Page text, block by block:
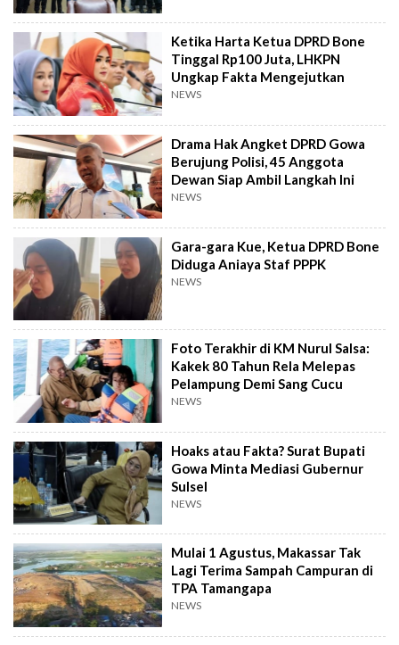
Ketika Harta Ketua DPRD Bone
Tinggal Rp100 Juta, LHKPN
Ungkap Fakta Mengejutkan
NEWS
Drama Hak Angket DPRD Gowa
Berujung Polisi, 45 Anggota
Dewan Siap Ambil Langkah Ini
NEWS
Gara-gara Kue, Ketua DPRD Bone
Diduga Aniaya Staf PPPK
NEWS
Foto Terakhir di KM Nurul Salsa:
Kakek 80 Tahun Rela Melepas
Pelampung Demi Sang Cucu
NEWS
Hoaks atau Fakta? Surat Bupati
Gowa Minta Mediasi Gubernur
Sulsel
NEWS
Mulai 1 Agustus, Makassar Tak
Lagi Terima Sampah Campuran di
TPA Tamangapa
NEWS